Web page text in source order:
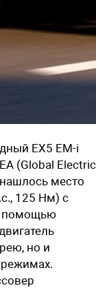
EX5 EM-i
(Global Electric
место
125 Нм) с
помощью
но и